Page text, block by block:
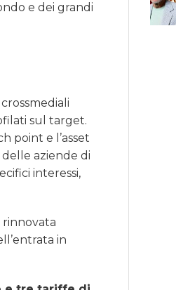
e dei grandi
sul target.
point e l’asset
aziende di
interessi,
in